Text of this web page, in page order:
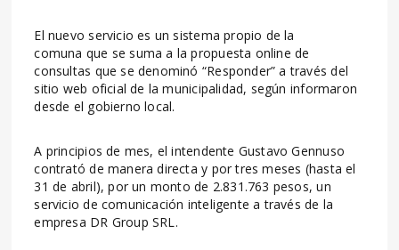
El nuevo servicio es un sistema propio de la
comuna que se suma a la propuesta online de
consultas que se denominó “Responder” a través del
sitio web oficial de la municipalidad, según informaron
desde el gobierno local.
A principios de mes, el intendente Gustavo Gennuso
contrató de manera directa y por tres meses (hasta el
31 de abril), por un monto de 2.831.763 pesos, un
servicio de comunicación inteligente a través de la
empresa DR Group SRL.